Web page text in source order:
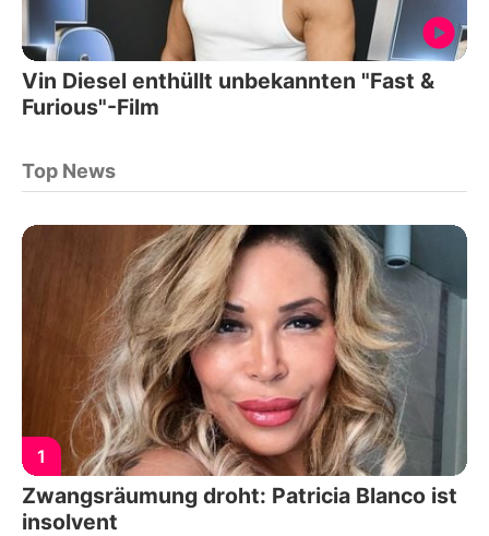
Vin Diesel enthüllt unbekannten "Fast &
Furious"-Film
Top News
1
Zwangsräumung droht: Patricia Blanco ist
insolvent